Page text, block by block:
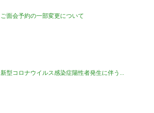
ご面会予約の一部変更について
新型コロナウイルス感染症陽性者発生に伴う...